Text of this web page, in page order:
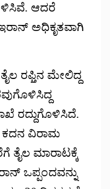
ಆದರೆ
ಅಧಿಕೃತವಾಗಿ
ರಫ್ತಿನ ಮೇಲಿದ್ದ
ರದ್ದುಗೊಳಿಸಿದೆ.
ಕದನ ವಿರಾಮ
ತೈಲ ಮಾರಾಟಕ್ಕೆ
ಒಪ್ಪಂದವನ್ನು